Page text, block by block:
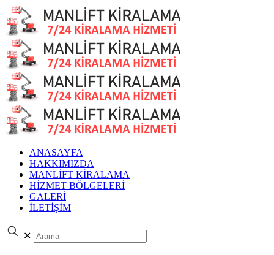
ANASAYFA
HAKKIMIZDA
MANLİFT KİRALAMA
HİZMET BÖLGELERİ
GALERİ
İLETİŞİM
✕